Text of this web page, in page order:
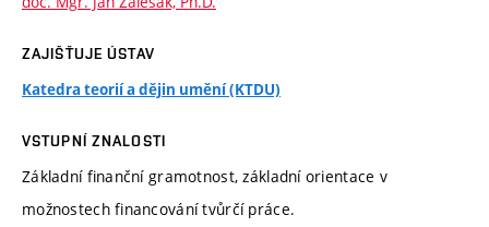
ZAJIŠŤUJE ÚSTAV
Katedra teorií a dějin umění (KTDU)
VSTUPNÍ ZNALOSTI
Základní finanční gramotnost, základní orientace v
možnostech financování tvůrčí práce.